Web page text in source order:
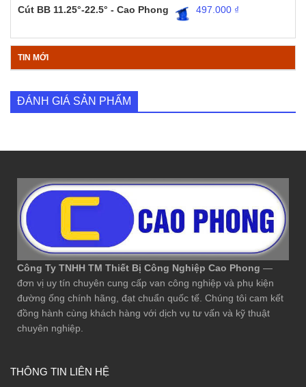
Cút BB 11.25°-22.5° - Cao Phong 497.000 ₫
TIN MỚI
ĐÁNH GIÁ SẢN PHẨM
Công Ty TNHH TM Thiết Bị Công Nghiệp Cao Phong —
đơn vị uy tín chuyên cung cấp van công nghiệp và phụ kiện
đường ống chính hãng, đạt chuẩn quốc tế. Chúng tôi cam kết
đồng hành cùng khách hàng với dịch vụ tư vấn và kỹ thuật
chuyên nghiệp.
THÔNG TIN LIÊN HỆ